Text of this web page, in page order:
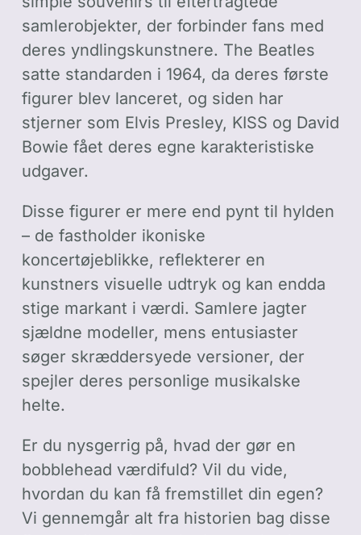
samlerobjekter, der forbinder fans med
deres yndlingskunstnere. The Beatles
satte standarden i 1964, da deres første
figurer blev lanceret, og siden har
stjerner som Elvis Presley, KISS og David
Bowie fået deres egne karakteristiske
udgaver.
Disse figurer er mere end pynt til hylden
– de fastholder ikoniske
koncertøjeblikke, reflekterer en
kunstners visuelle udtryk og kan endda
stige markant i værdi. Samlere jagter
sjældne modeller, mens entusiaster
søger skræddersyede versioner, der
spejler deres personlige musikalske
helte.
Er du nysgerrig på, hvad der gør en
bobblehead værdifuld? Vil du vide,
hvordan du kan få fremstillet din egen?
Vi gennemgår alt fra historien bag disse